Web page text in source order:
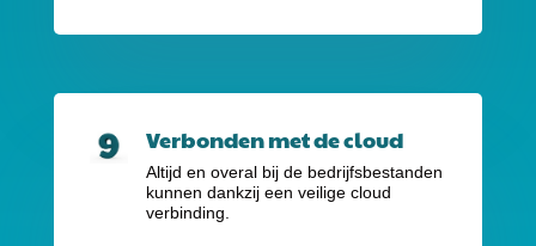
Verbonden met de cloud
Altijd en overal bij de bedrijfsbestanden
kunnen dankzij een veilige cloud
verbinding.